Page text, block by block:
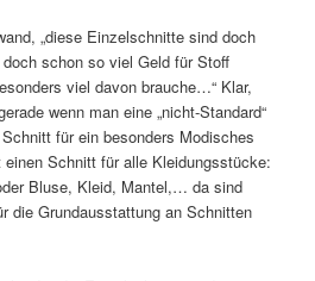
„diese Einzelschnitte sind doch
schon so viel Geld für Stoff
viel davon brauche…“ Klar,
wenn man eine „nicht-Standard“
für ein besonders Modisches
Schnitt für alle Kleidungsstücke:
Bluse, Kleid, Mantel,… da sind
die Grundausstattung an Schnitten